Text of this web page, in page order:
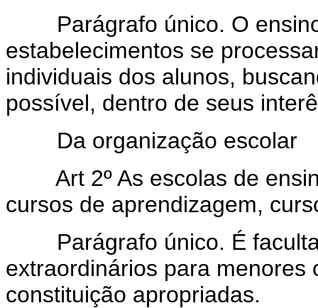
Parágrafo único. O ensino
estabelecimentos se
individuais dos alunos,
possível, dentro de seus
Da organização escolar
Art 2º As escolas de
cursos de aprendizagem,
Parágrafo único. É
extraordinários para menores
constituição apropriadas.